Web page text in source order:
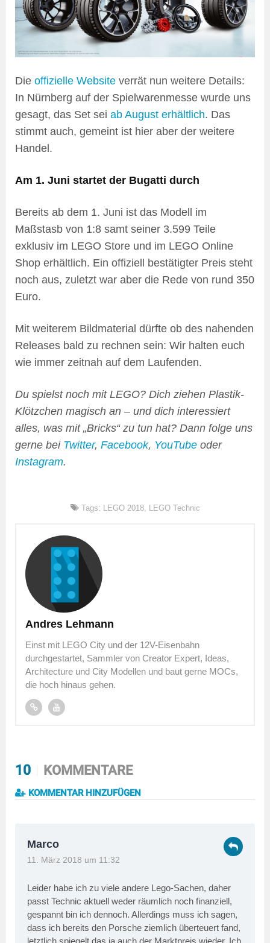
Die offizielle Website verrät nun weitere Details:
In Nürnberg auf der Spielwarenmesse wurde uns
gesagt, das Set sei ab August erhältlich. Das
stimmt auch, gemeint ist hier aber der weitere
Handel.
Am 1. Juni startet der Bugatti durch
Bereits ab dem 1. Juni ist das Modell im
Maßstasb von 1:8 samt seiner 3.599 Teile
exklusiv im LEGO Store und im LEGO Online
Shop erhältlich. Ein offiziell bestätigter Preis steht
noch aus, zuletzt war aber die Rede von rund 350
Euro.
Mit weiterem Bildmaterial dürfte ob des nahenden
Releases bald zu rechnen sein: Wir halten euch
wie immer zeitnah auf dem Laufenden.
Du spielst noch mit LEGO? Dich ziehen Plastik-
Klötzchen magisch an – und dich interessiert
alles, was mit „Bricks“ zu tun hat? Dann folge uns
gerne bei Twitter, Facebook, YouTube oder
Instagram.
Tags: LEGO 2018, LEGO Technic
Andres Lehmann
Einst mit LEGO City und der 12V-Eisenbahn
durchgestartet, Sammler von Creator Expert, Ideas,
Architecture und City Modellen und baut gerne MOCs,
die hoch hinaus gehen.
10 KOMMENTARE
KOMMENTAR HINZUFÜGEN
Marco
11. März 2018 um 11:32
Leider habe ich zu viele andere Lego-Sachen, daher
passt Technic aktuell weder räumlich noch finanziell,
gespannt bin ich dennoch. Allerdings muss ich sagen,
dass ich bereits den Porsche ziemlich überteuert fand,